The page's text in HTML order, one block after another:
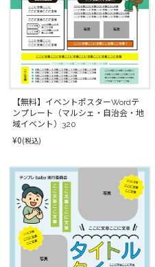
【無料】イベントポスターWordテ
ンプレート（マルシェ・自治会・地
域イベント）320
¥0(税込)